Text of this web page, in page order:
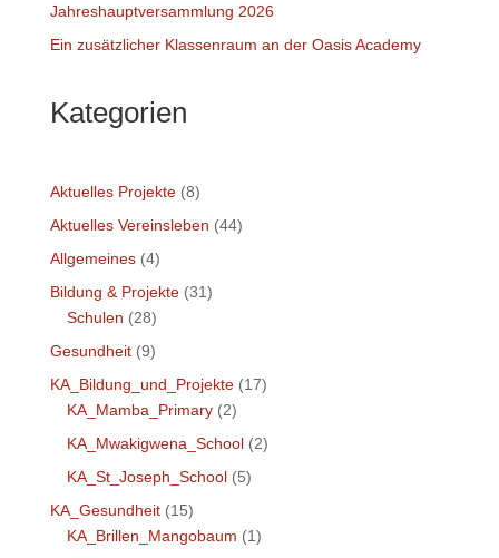
Jahreshauptversammlung 2026
Ein zusätzlicher Klassenraum an der Oasis Academy
Kategorien
Aktuelles Projekte(8)
Aktuelles Vereinsleben (44)
Allgemeines(4)
Bildung & Projekte(31)
Schulen (28)
Gesundheit(9)
KA_Bildung_und_Projekte(17)
KA_Mamba_Primary(2)
KA_Mwakigwena_School(2)
KA_St_Joseph_School(5)
KA_Gesundheit(15)
KA_Brillen_Mangobaum (1)